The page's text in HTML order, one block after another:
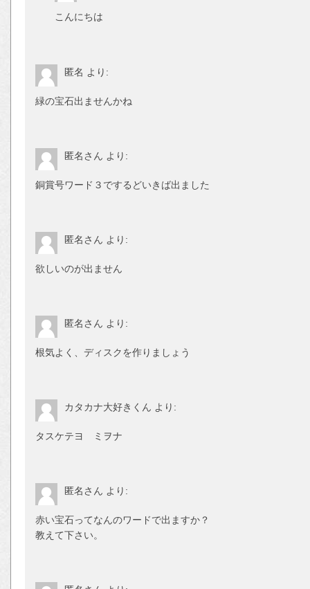
こんにちは
匿名 より:
緑の宝石出ませんかね
匿名さん より:
銅賞号ワード３でするどいきば出ました
匿名さん より:
欲しいのが出ません
匿名さん より:
根気よく、ディスクを作りましょう
カタカナ大好きくん より:
タスケテヨ ミヲナ
匿名さん より:
赤い宝石ってなんのワードで出ますか？
教えて下さい。